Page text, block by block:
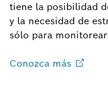
tiene la posibilidad
y la necesidad de
sólo para
Conozca más